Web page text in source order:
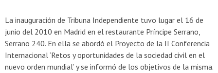
La inauguración de Tribuna Independiente tuvo lugar el 16 de
junio del 2010 en Madrid en el restaurante Príncipe Serrano,
Serrano 240. En ella se abordó el Proyecto de la II Conferencia
Internacional ‘Retos y oportunidades de la sociedad civil en el
nuevo orden mundial’ y se informó de los objetivos de la misma.